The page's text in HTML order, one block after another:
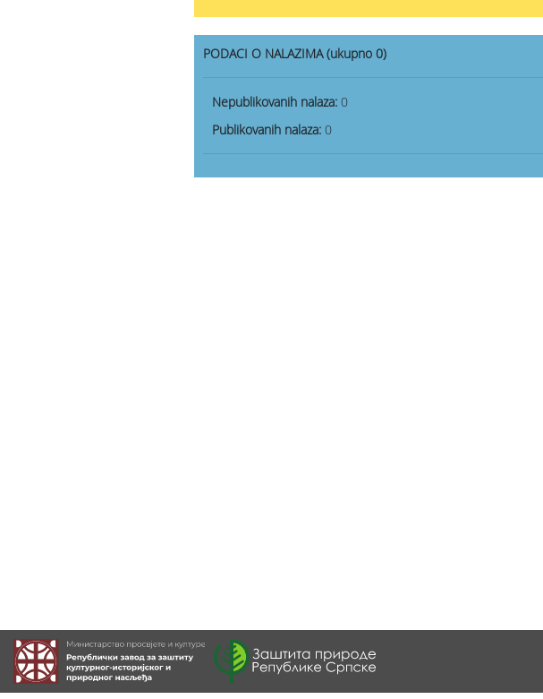
PODACI O NALAZIMA (ukupno 0)
Nepublikovanih nalaza: 0
Publikovanih nalaza: 0